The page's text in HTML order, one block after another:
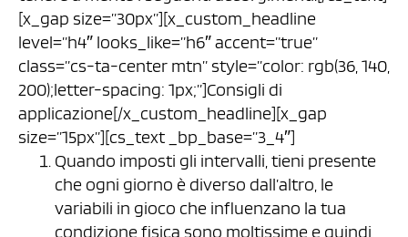
[x_gap size=”30px”][x_custom_headline
level=”h4″ looks_like=”h6″ accent=”true”
class=”cs-ta-center mtn” style=”color: rgb(36, 140,
200);letter-spacing: 1px;”]Consigli di
applicazione[/x_custom_headline][x_gap
size=”15px”][cs_text _bp_base=”3_4″]
Quando imposti gli intervalli, tieni presente
che ogni giorno è diverso dall’altro, le
variabili in gioco che influenzano la tua
condizione fisica sono moltissime e quindi,